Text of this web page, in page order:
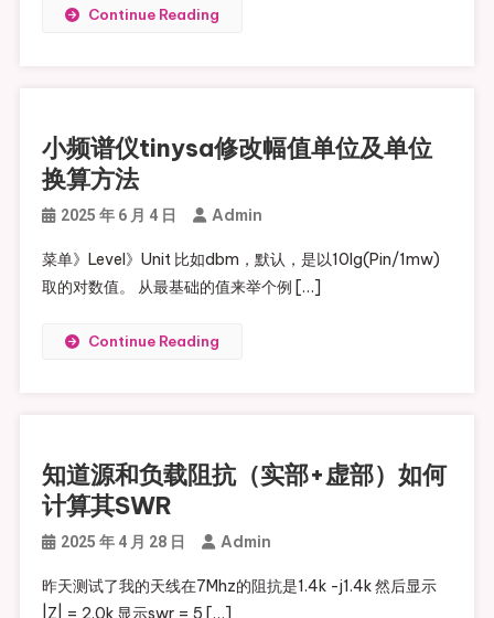
Continue Reading
小频谱仪tinysa修改幅值单位及单位
换算方法
2025 年 6 月 4 日 Admin
菜单》Level》Unit 比如dbm，默认，是以10lg(Pin/1mw)
取的对数值。 从最基础的值来举个例 […]
Continue Reading
知道源和负载阻抗（实部+虚部）如何
计算其SWR
2025 年 4 月 28 日 Admin
昨天测试了我的天线在7Mhz的阻抗是1.4k -j1.4k 然后显示
|Z| = 2.0k 显示swr = 5 […]